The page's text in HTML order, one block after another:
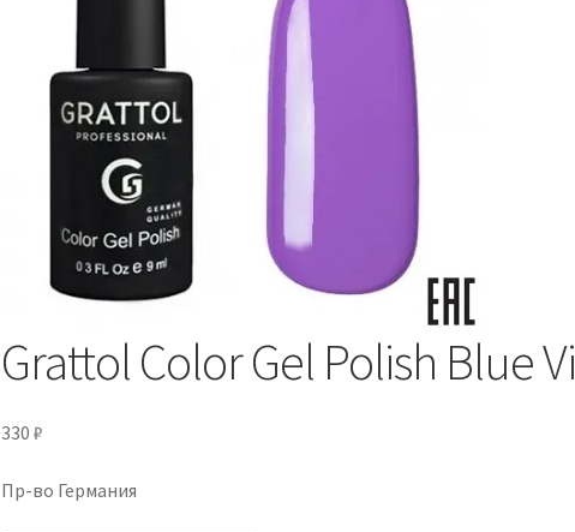
Grattol Color Gel Polish Blue
330 ₽
Пр-во Германия